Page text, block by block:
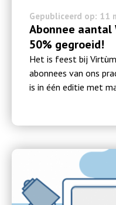
Gepubliceerd op: 11
Abonnee aantal
50% gegroeid!
Het is feest bij
abonnees van ons
is in één editie met